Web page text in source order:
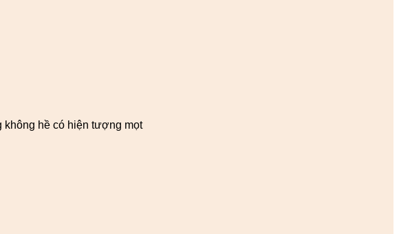
không hề có hiện tượng mọt